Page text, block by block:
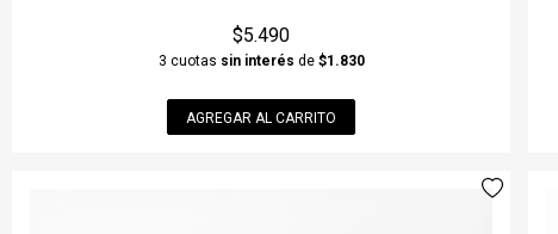
$5.490
3 cuotas sin interés de $1.830
AGREGAR AL CARRITO